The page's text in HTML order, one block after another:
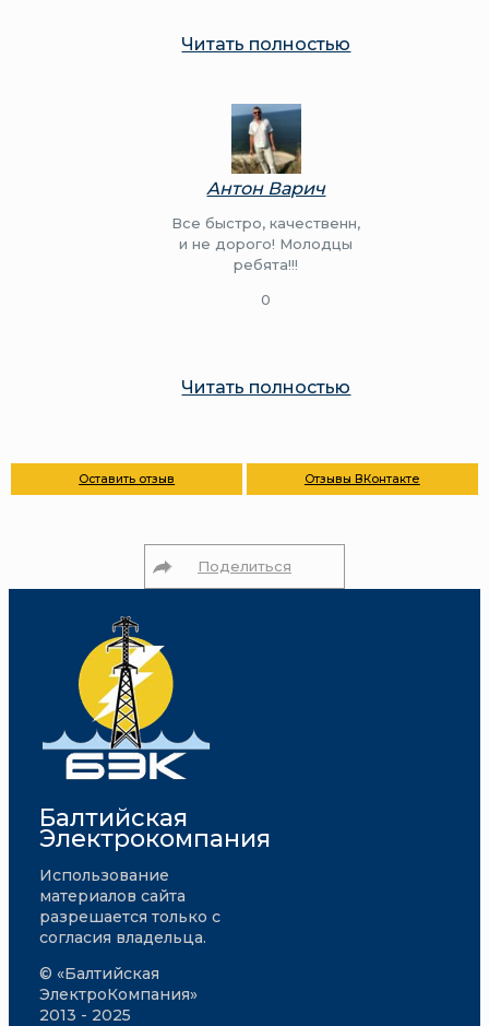
Читать полностью
Антон Варич
Все быстро, качественн,
и не дорого! Молодцы
ребята!!!
0
Читать полностью
Оставить отзыв Отзывы ВКонтакте
Поделиться
Балтийская
Электрокомпания
Использование
материалов сайта
разрешается только с
согласия владельца.
© «Балтийская
ЭлектроКомпания»
2013 - 2025